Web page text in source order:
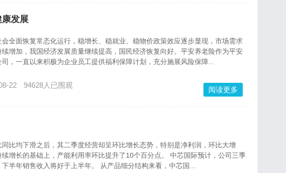
发展
全面恢复常态化运行，稳增长、稳就业、稳物价政策效应逐步显现，市场需求
增加，我国经济发展质量继续提高，国民经济恢复向好。平安养老险作为平安
，一直以来积极为企业员工提供福利保障计划，充分施展风险保障...
22 94628人已围观
阅读更多
比均下滑之后，其二季度经营却呈环比增长态势，特别是净利润，环比大增
增长的基础上，产能利用率环比提升了10个百分点。 中芯国际预计，公司三季
半年销售收入将好于上半年。 从产品细分结构来看，中芯国...